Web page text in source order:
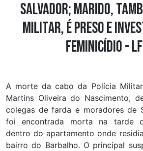
Salvador; marido,
militar, é preso e
feminicídio -
A morte da cabo da Polícia
Martins Oliveira do Nascimento,
colegas de farda e moradores de
foi encontrada morta na tarde
dentro do apartamento onde
bairro do Barbalho. O principal